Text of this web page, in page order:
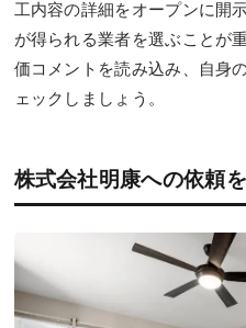
工内容の詳細をオープンに開
が得られる業者を選ぶことが
価コメントを読み込み、自身
ェックしましょう。
株式会社明康への依頼